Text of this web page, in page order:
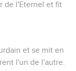
de l'Eternel et fit
et se mit en
l'un de l'autre.